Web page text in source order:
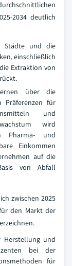
2034 deutlich
Städte und die
einschließlich
Extraktion von
über die
Präferenzen für
und
wird
Pharma- und
Einkommen
auf die
von Abfall
zwischen 2025
den Markt der
Herstellung und
bei der
für